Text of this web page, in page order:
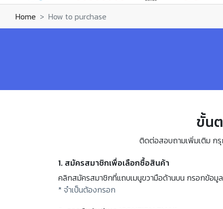
Home How to purchase
ขั้น
ติดต่อสอบถามเพิ่มเติม ก
1. สมัครสมาชิกเพื่อเลือกซื้อสินค้า
คลิกสมัครสมาชิกที่แถบเมนูขวามือด้านบน กรอกข้อมู
* จำเป็นต้องกรอก